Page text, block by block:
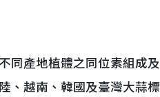
產地植體之同位素組成
、越南、韓國及臺灣大蒜